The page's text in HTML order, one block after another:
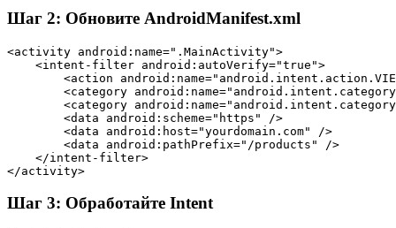
Шаг 2: Обновите AndroidManifest.xml
<activity android:name=".MainActivity">
    <intent-filter android:autoVerify="true">
<action
<category
<category
        <data android:scheme="https" />
        <data android:host="yourdomain.com" />
        <data android:pathPrefix="/products" />
    </intent-filter>
</activity>
Шаг 3: Обработайте Intent